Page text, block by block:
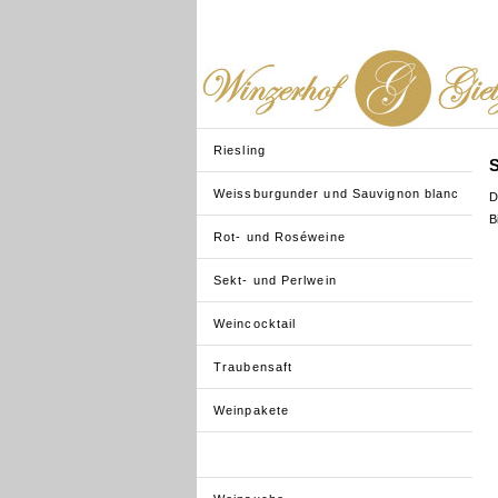
Riesling
Weissburgunder und Sauvignon blanc
Rot- und Roséweine
Sekt- und Perlwein
Weincocktail
Traubensaft
Weinpakete